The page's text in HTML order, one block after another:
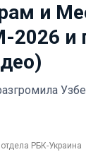
и
2026 и
РБК-Украина